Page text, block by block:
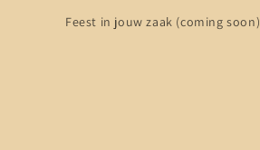
Feest in jouw zaak (coming soon)